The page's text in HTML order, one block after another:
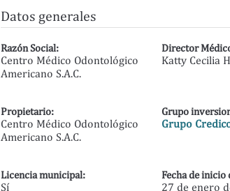
Datos generales
Razón Social:
Centro Médico Odontológico
Americano S.A.C.
Director
Katty Cecilia
Propietario:
Centro Médico Odontológico
Americano S.A.C.
Grupo
Grupo
Licencia municipal:
Sí
Fecha de inicio
27 de enero